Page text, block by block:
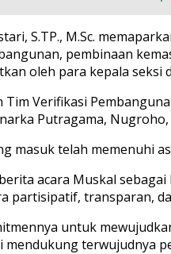
S.TP., M.Sc.
pembinaan
oleh para kepala
Verifikasi
Putragama, Nugroho,
masuk telah memenuhi
acara Muskal
partisipatif, transparan,
untuk
terwujudnya